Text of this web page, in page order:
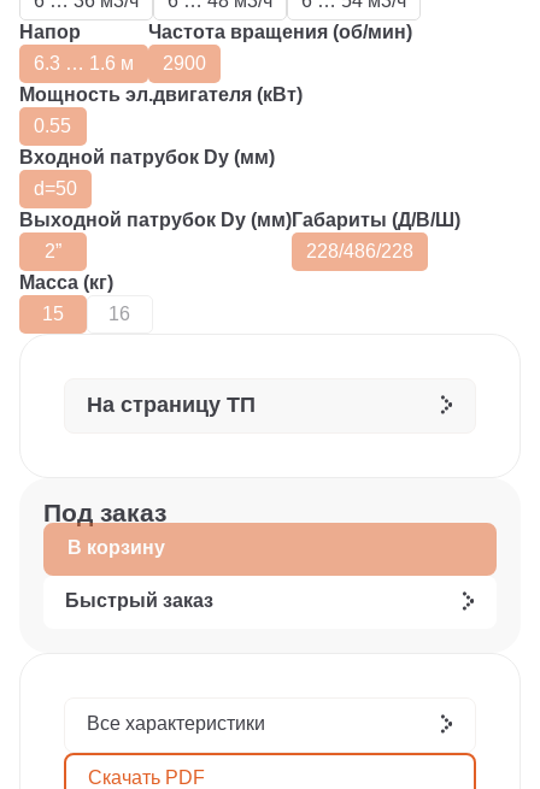
Напор
6.3 … 1.6 м
Частота вращения (об/мин)
2900
Мощность эл.двигателя (кВт)
0.55
Входной патрубок Dy (мм)
d=50
Выходной патрубок Dy (мм)
2”
Габариты (Д/В/Ш)
228/486/228
Масса (кг)
15
16
На страницу ТП
Под заказ
В корзину
Быстрый заказ
Все характеристики
Скачать PDF